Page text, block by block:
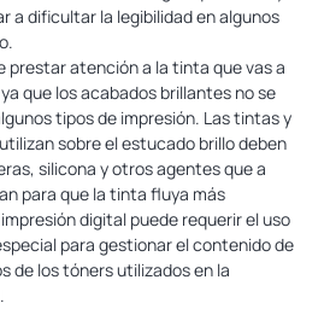
a dificultar la legibilidad en algunos
prestar atención a la tinta que vas a
que los acabados brillantes no se
tipos de impresión. Las tintas y
sobre el estucado brillo deben
silicona y otros agentes que a
para que la tinta fluya más
digital puede requerir el uso
para gestionar el contenido de
de los tóners utilizados en la